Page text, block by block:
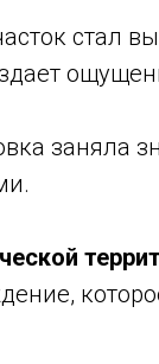
стал